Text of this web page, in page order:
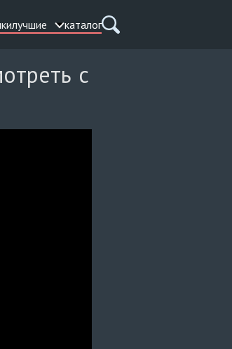
лучшие каталог
с